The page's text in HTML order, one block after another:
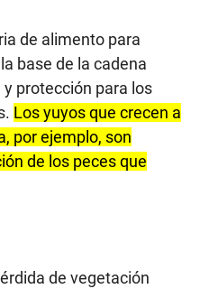
de alimento para
base de la cadena
protección para los
Los yuyos que crecen a
por ejemplo, son
de los peces que
de vegetación